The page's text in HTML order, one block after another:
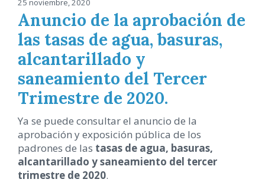
25 noviembre, 2020
Anuncio de la aprobación de
las tasas de agua, basuras,
alcantarillado y
saneamiento del Tercer
Trimestre de 2020.
Ya se puede consultar el anuncio de la
aprobación y exposición pública de los
padrones de las tasas de agua, basuras,
alcantarillado y saneamiento del tercer
trimestre de 2020.